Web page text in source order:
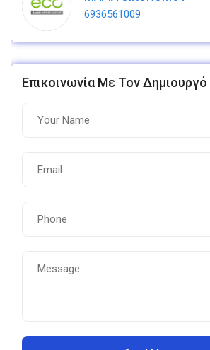
6936561009
Επικοινωνία Με Τον Δημιουργό